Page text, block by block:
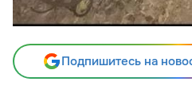
Подпишитесь на